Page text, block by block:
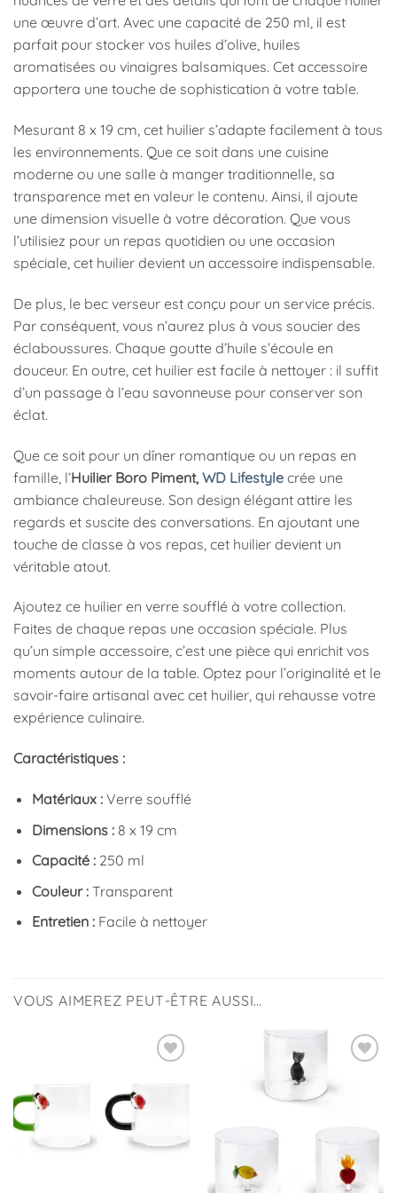
une œuvre d’art. Avec une capacité de 250 ml, il est
parfait pour stocker vos huiles d’olive, huiles
aromatisées ou vinaigres balsamiques. Cet accessoire
apportera une touche de sophistication à votre table.
Mesurant 8 x 19 cm, cet huilier s’adapte facilement à tous
les environnements. Que ce soit dans une cuisine
moderne ou une salle à manger traditionnelle, sa
transparence met en valeur le contenu. Ainsi, il ajoute
une dimension visuelle à votre décoration. Que vous
l’utilisiez pour un repas quotidien ou une occasion
spéciale, cet huilier devient un accessoire indispensable.
De plus, le bec verseur est conçu pour un service précis.
Par conséquent, vous n’aurez plus à vous soucier des
éclaboussures. Chaque goutte d’huile s’écoule en
douceur. En outre, cet huilier est facile à nettoyer : il suffit
d’un passage à l’eau savonneuse pour conserver son
éclat.
Que ce soit pour un dîner romantique ou un repas en
famille, l’Huilier Boro Piment, WD Lifestyle crée une
ambiance chaleureuse. Son design élégant attire les
regards et suscite des conversations. En ajoutant une
touche de classe à vos repas, cet huilier devient un
véritable atout.
Ajoutez ce huilier en verre soufflé à votre collection.
Faites de chaque repas une occasion spéciale. Plus
qu’un simple accessoire, c’est une pièce qui enrichit vos
moments autour de la table. Optez pour l’originalité et le
savoir-faire artisanal avec cet huilier, qui rehausse votre
expérience culinaire.
Caractéristiques :
Matériaux :Verre soufflé
Dimensions :8 x 19 cm
Capacité :250 ml
Couleur :Transparent
Entretien :Facile à nettoyer
VOUS AIMEREZ PEUT-ÊTRE AUSSI…
d’envies